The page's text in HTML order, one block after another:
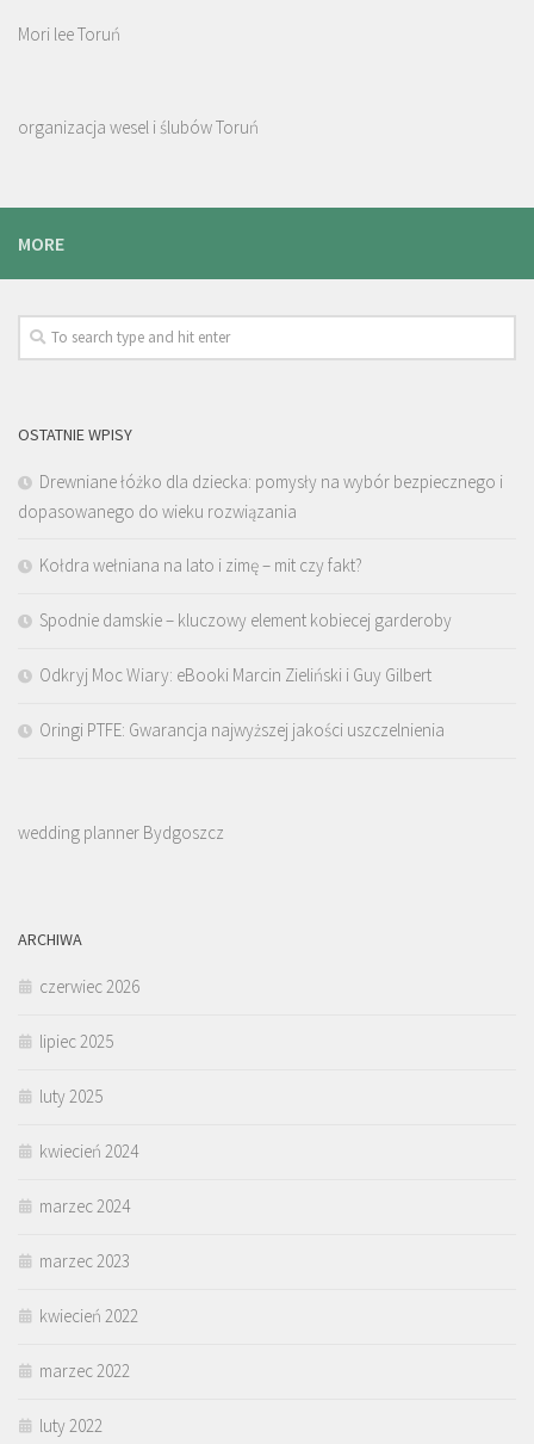
Mori lee Toruń
organizacja wesel i ślubów Toruń
MORE
OSTATNIE WPISY
Drewniane łóżko dla dziecka: pomysły na wybór bezpiecznego i
dopasowanego do wieku rozwiązania
Kołdra wełniana na lato i zimę – mit czy fakt?
Spodnie damskie – kluczowy element kobiecej garderoby
Odkryj Moc Wiary: eBooki Marcin Zieliński i Guy Gilbert
Oringi PTFE: Gwarancja najwyższej jakości uszczelnienia
wedding planner Bydgoszcz
ARCHIWA
czerwiec 2026
lipiec 2025
luty 2025
kwiecień 2024
marzec 2024
marzec 2023
kwiecień 2022
marzec 2022
luty 2022